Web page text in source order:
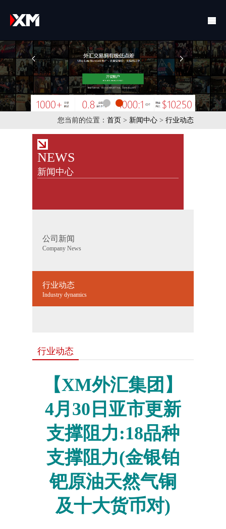
您当前的位置： 首页 > 新闻中心 > 行业动态
NEWS
新闻中心
公司新闻
Company News
行业动态
Industry dynamics
行业动态
【XM外汇集团】
4月30日亚市更新
支撑阻力:18品种
支撑阻力(金银铂
钯原油天然气铜
及十大货币对)